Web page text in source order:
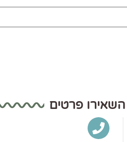
השאירו פרטים